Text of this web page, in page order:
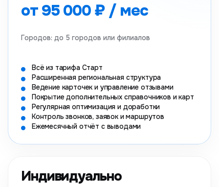
от 95 000 ₽ / мес
Городов: до 5 городов или филиалов
Всё из тарифа Старт
Расширенная региональная структура
Ведение карточек и управление отзывами
Покрытие дополнительных справочников и карт
Регулярная оптимизация и доработки
Контроль звонков, заявок и маршрутов
Ежемесячный отчёт с выводами
Индивидуально